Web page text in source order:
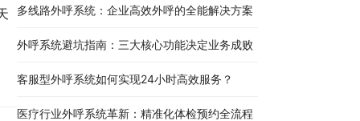
多线路外呼系统：企业高效外呼的全能解决方案​
外呼系统避坑指南：三大核心功能决定业务成败​
客服型外呼系统如何实现24小时高效服务？
医疗行业外呼系统革新：精准化体检预约全流程